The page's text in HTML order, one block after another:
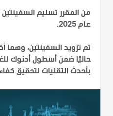
من المقرر تسليم السفينتين
عام 2025.
تم تزويد السفينتين، وهما
حاليًا ضمن أسطول أدنوك
بأحدث التقنيات لتحقيق